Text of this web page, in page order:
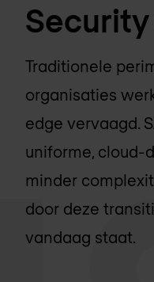
Traditionele
organisaties
edge vervaagd.
uniforme, cloud-
minder
door deze
vandaag staat.